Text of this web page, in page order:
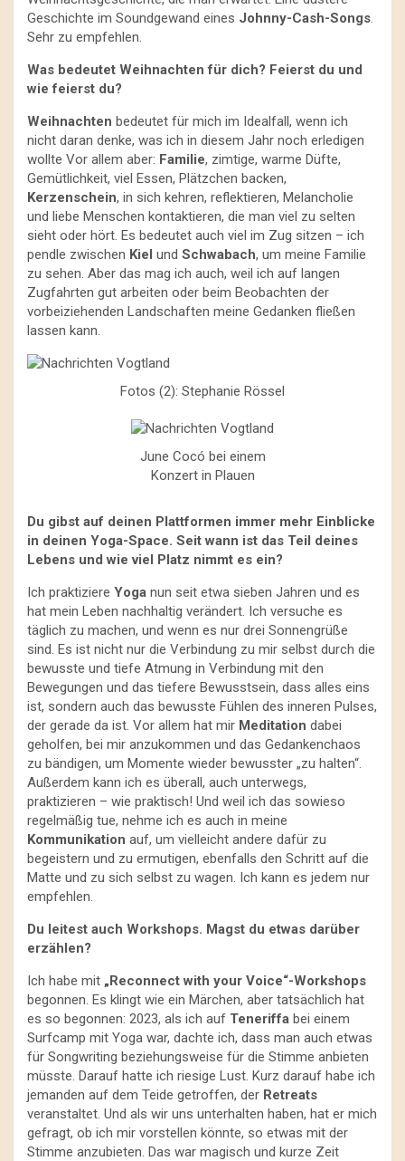
Geschichte im Soundgewand eines Johnny-Cash-Songs.
Sehr zu empfehlen.
Was bedeutet Weihnachten für dich? Feierst du und
wie feierst du?
Weihnachten bedeutet für mich im Idealfall, wenn ich
nicht daran denke, was ich in diesem Jahr noch erledigen
wollte Vor allem aber: Familie, zimtige, warme Düfte,
Gemütlichkeit, viel Essen, Plätzchen backen,
Kerzenschein, in sich kehren, reflektieren, Melancholie
und liebe Menschen kontaktieren, die man viel zu selten
sieht oder hört. Es bedeutet auch viel im Zug sitzen – ich
pendle zwischen Kiel und Schwabach, um meine Familie
zu sehen. Aber das mag ich auch, weil ich auf langen
Zugfahrten gut arbeiten oder beim Beobachten der
vorbeiziehenden Landschaften meine Gedanken fließen
lassen kann.
Fotos (2): Stephanie Rössel
June Cocó bei einem
Konzert in Plauen
Du gibst auf deinen Plattformen immer mehr Einblicke
in deinen Yoga-Space. Seit wann ist das Teil deines
Lebens und wie viel Platz nimmt es ein?
Ich praktiziere Yoga nun seit etwa sieben Jahren und es
hat mein Leben nachhaltig verändert. Ich versuche es
täglich zu machen, und wenn es nur drei Sonnengrüße
sind. Es ist nicht nur die Verbindung zu mir selbst durch die
bewusste und tiefe Atmung in Verbindung mit den
Bewegungen und das tiefere Bewusstsein, dass alles eins
ist, sondern auch das bewusste Fühlen des inneren Pulses,
der gerade da ist. Vor allem hat mir Meditation dabei
geholfen, bei mir anzukommen und das Gedankenchaos
zu bändigen, um Momente wieder bewusster „zu halten“.
Außerdem kann ich es überall, auch unterwegs,
praktizieren – wie praktisch! Und weil ich das sowieso
regelmäßig tue, nehme ich es auch in meine
Kommunikation auf, um vielleicht andere dafür zu
begeistern und zu ermutigen, ebenfalls den Schritt auf die
Matte und zu sich selbst zu wagen. Ich kann es jedem nur
empfehlen.
Du leitest auch Workshops. Magst du etwas darüber
erzählen?
Ich habe mit „Reconnect with your Voice“-Workshops
begonnen. Es klingt wie ein Märchen, aber tatsächlich hat
es so begonnen: 2023, als ich auf Teneriffa bei einem
Surfcamp mit Yoga war, dachte ich, dass man auch etwas
für Songwriting beziehungsweise für die Stimme anbieten
müsste. Darauf hatte ich riesige Lust. Kurz darauf habe ich
jemanden auf dem Teide getroffen, der Retreats
veranstaltet. Und als wir uns unterhalten haben, hat er mich
gefragt, ob ich mir vorstellen könnte, so etwas mit der
Stimme anzubieten. Das war magisch und kurze Zeit